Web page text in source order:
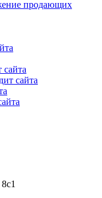
продающих
сайта